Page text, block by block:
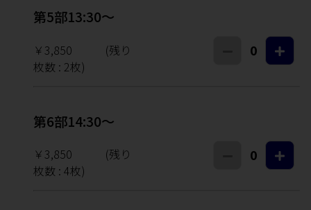
第5部13:30～
￥3,850 (残り
枚数 : 2枚)
0
第6部14:30～
￥3,850 (残り
枚数 : 4枚)
0